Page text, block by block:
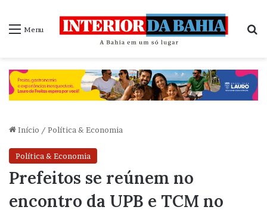
Menu
Início / Política & Economia
Política & Economia
Prefeitos se reúnem no
encontro da UPB e TCM no